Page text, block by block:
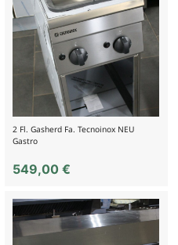
2 Fl. Gasherd Fa. Tecnoinox NEU
Gastro
549,00€